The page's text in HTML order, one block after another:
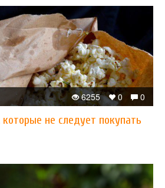
0
0
6255
не следует покупать